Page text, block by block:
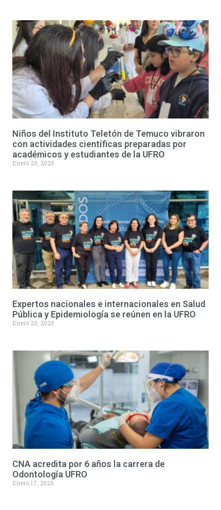
Niños del Instituto Teletón de Temuco vibraron
con actividades científicas preparadas por
académicos y estudiantes de la UFRO
Enero 20, 2025
Expertos nacionales e internacionales en Salud
Pública y Epidemiología se reúnen en la UFRO
Enero 20, 2025
CNA acredita por 6 años la carrera de
Odontología UFRO
Enero 17, 2025